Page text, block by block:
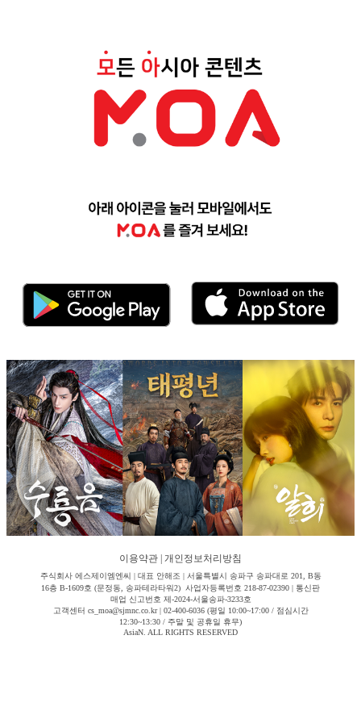
이용약관 개인정보처리방침
주식회사 에스제이엠엔씨 | 대표 안해조 | 서울특별시 송파구 송파대로 201, B동
16층 B-1609호 (문정동, 송파테라타워2) 사업자등록번호 218-87-02390 | 통신판
매업 신고번호 제-2024-서울송파-3233호
고객센터 cs_moa@sjmnc.co.kr | 02-400-6036 (평일 10:00~17:00 / 점심시간
12:30~13:30 / 주말 및 공휴일 휴무)
AsiaN. ALL RIGHTS RESERVED